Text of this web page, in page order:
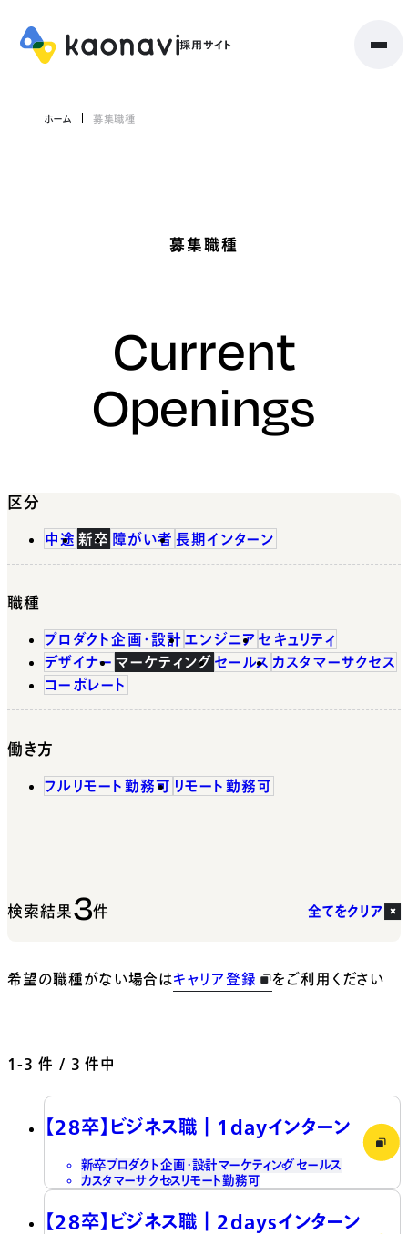
ホーム 募集職種
募集職種
Current
Openings
区分
中途 新卒 障がい者 長期インターン
職種
プロダクト企画・設計 エンジニア セキュリティ
デザイナー マーケティング セールス カスタマーサクセス
コーポレート
働き方
フルリモート勤務可 リモート勤務可
検索結果3件 全てをクリア
希望の職種がない場合はキャリア登録 をご利用ください
1-3 件 / 3 件中
【28卒】ビジネス職┃1dayインターン
新卒プロダクト企画・設計マーケティング セールス
カスタマーサクセスリモート勤務可
【28卒】ビジネス職┃2daysインターン